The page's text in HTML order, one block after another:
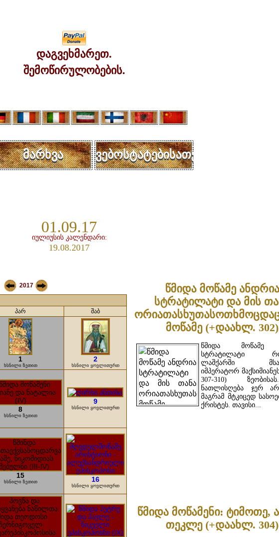
დაგვეხმარეთ.
შემოწირულობების.
მარხვა ვებოსტატებისათვის
01.09.17
იულიუსის კალენდარი:
19.08.2017
2017
წმიდა მოწამე ანდრია
სტრატილატი და მის
მოწამე (+დაახლ. 302)
წმიდა მოწამე
სტრატილატი
ლაშქარში
იმპერატორ
307-310)
ნათლისღება ჯერ
მაგრამ მტკიცედ
ქრისტეს. თავისი...
წმიდა მოწამენი: ტიმოთე,
თეკლე (+დაახლ. 304)
პარ შაბ
1
ხსნილი ზეთით
2
ხსნილი ყოვლითურთ
8
ხსნილი ზეთით
9
ხსნილი ყოვლითურთ
15
ხსნილი ზეთით 16
ხსნილი ყოვლითურთ